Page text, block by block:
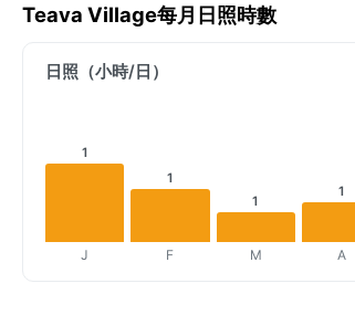
Teava Village每月日照時數
日照（小時/日）
1
J
1
F
1
M
1
A